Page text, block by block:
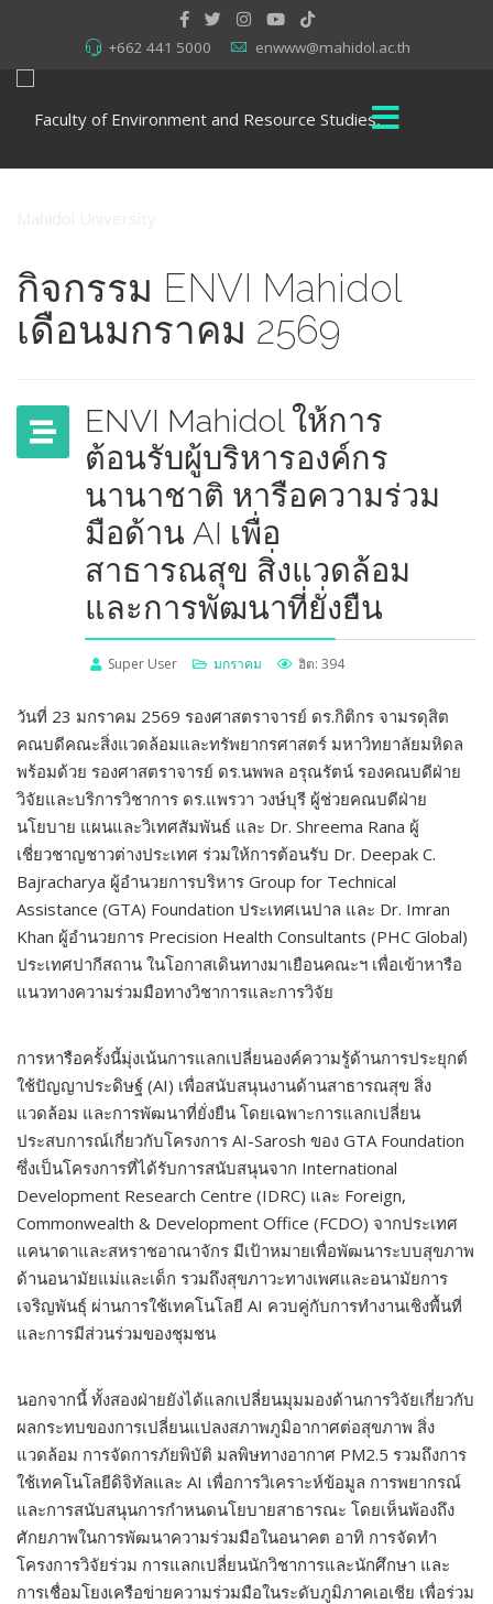
+662 441 5000 enwww@mahidol.ac.th
กิจกรรม ENVI Mahidol
เดือนมกราคม 2569
ENVI Mahidol ให้การ
ต้อนรับผู้บริหารองค์กร
นานาชาติ หารือความร่วม
มือด้าน AI เพื่อ
สาธารณสุข สิ่งแวดล้อม
และการพัฒนาที่ยั่งยืน
Super User มกราคม ฮิต: 394
วันที่ 23 มกราคม 2569 รองศาสตราจารย์ ดร.กิติกร จามรดุสิต
คณบดีคณะสิ่งแวดล้อมและทรัพยากรศาสตร์ มหาวิทยาลัยมหิดล
พร้อมด้วย รองศาสตราจารย์ ดร.นพพล อรุณรัตน์ รองคณบดีฝ่าย
วิจัยและบริการวิชาการ ดร.แพรวา วงษ์บุรี ผู้ช่วยคณบดีฝ่าย
นโยบาย แผนและวิเทศสัมพันธ์ และ Dr. Shreema Rana ผู้
เชี่ยวชาญชาวต่างประเทศ ร่วมให้การต้อนรับ Dr. Deepak C.
Bajracharya ผู้อำนวยการบริหาร Group for Technical
Assistance (GTA) Foundation ประเทศเนปาล และ Dr. Imran
Khan ผู้อำนวยการ Precision Health Consultants (PHC Global)
ประเทศปากีสถาน ในโอกาสเดินทางมาเยือนคณะฯ เพื่อเข้าหารือ
แนวทางความร่วมมือทางวิชาการและการวิจัย
การหารือครั้งนี้มุ่งเน้นการแลกเปลี่ยนองค์ความรู้ด้านการประยุกต์
ใช้ปัญญาประดิษฐ์ (AI) เพื่อสนับสนุนงานด้านสาธารณสุข สิ่ง
แวดล้อม และการพัฒนาที่ยั่งยืน โดยเฉพาะการแลกเปลี่ยน
ประสบการณ์เกี่ยวกับโครงการ AI-Sarosh ของ GTA Foundation
ซึ่งเป็นโครงการที่ได้รับการสนับสนุนจาก International
Development Research Centre (IDRC) และ Foreign,
Commonwealth & Development Office (FCDO) จากประเทศ
แคนาดาและสหราชอาณาจักร มีเป้าหมายเพื่อพัฒนาระบบสุขภาพ
ด้านอนามัยแม่และเด็ก รวมถึงสุขภาวะทางเพศและอนามัยการ
เจริญพันธุ์ ผ่านการใช้เทคโนโลยี AI ควบคู่กับการทำงานเชิงพื้นที่
และการมีส่วนร่วมของชุมชน
นอกจากนี้ ทั้งสองฝ่ายยังได้แลกเปลี่ยนมุมมองด้านการวิจัยเกี่ยวกับ
ผลกระทบของการเปลี่ยนแปลงสภาพภูมิอากาศต่อสุขภาพ สิ่ง
แวดล้อม การจัดการภัยพิบัติ มลพิษทางอากาศ PM2.5 รวมถึงการ
ใช้เทคโนโลยีดิจิทัลและ AI เพื่อการวิเคราะห์ข้อมูล การพยากรณ์
และการสนับสนุนการกำหนดนโยบายสาธารณะ โดยเห็นพ้องถึง
ศักยภาพในการพัฒนาความร่วมมือในอนาคต อาทิ การจัดทำ
โครงการวิจัยร่วม การแลกเปลี่ยนนักวิชาการและนักศึกษา และ
การเชื่อมโยงเครือข่ายความร่วมมือในระดับภูมิภาคเอเชีย เพื่อร่วม